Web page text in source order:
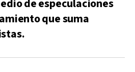
de especulaciones
que suma